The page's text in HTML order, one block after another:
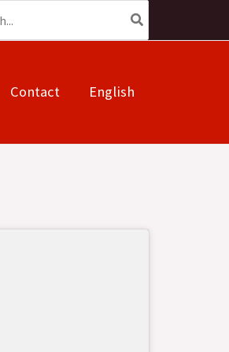
Contact English